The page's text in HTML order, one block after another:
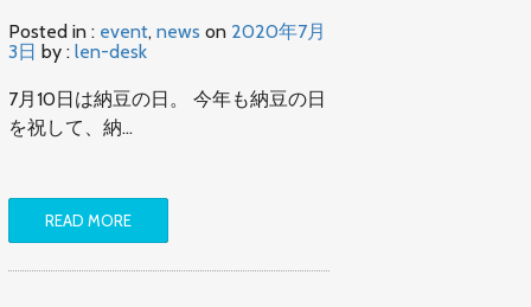
Posted in : event, news on 2020年7月
3日 by : len-desk
7月10日は納豆の日。 今年も納豆の日
を祝して、納…
READ MORE